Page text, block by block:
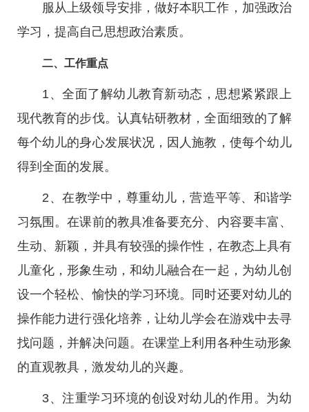
服从上级领导安排，做好本职工作，加强政治
学习，提高自己思想政治素质。
二、工作重点
1、全面了解幼儿教育新动态，思想紧紧跟上
现代教育的步伐。认真钻研教材，全面细致的了解
每个幼儿的身心发展状况，因人施教，使每个幼儿
得到全面的发展。
2、在教学中，尊重幼儿，营造平等、和谐学
习氛围。在课前的教具准备要充分、内容要丰富、
生动、新颖，并具有较强的操作性，在教态上具有
儿童化，形象生动，和幼儿融合在一起，为幼儿创
设一个轻松、愉快的学习环境。同时还要对幼儿的
操作能力进行强化培养，让幼儿学会在游戏中去寻
找问题，并解决问题。在课堂上利用各种生动形象
的直观教具，激发幼儿的兴趣。
3、注重学习环境的创设对幼儿的作用。为幼